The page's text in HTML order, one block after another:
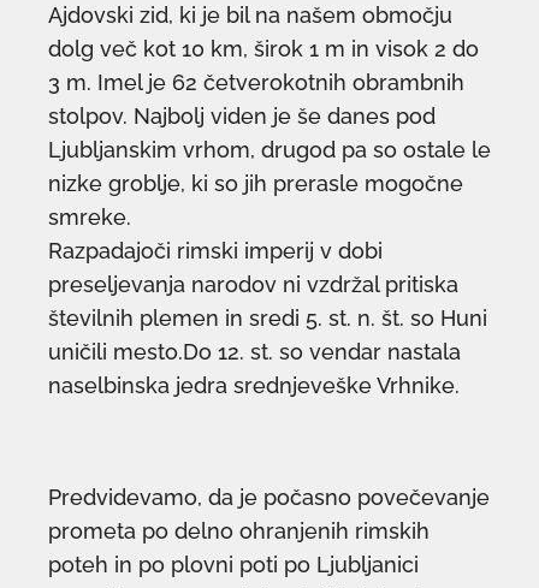
Ajdovski zid, ki je bil na našem območju
dolg več kot 10 km, širok 1 m in visok 2 do
3 m. Imel je 62 četverokotnih obrambnih
stolpov. Najbolj viden je še danes pod
Ljubljanskim vrhom, drugod pa so ostale le
nizke groblje, ki so jih prerasle mogočne
smreke.
Razpadajoči rimski imperij v dobi
preseljevanja narodov ni vzdržal pritiska
številnih plemen in sredi 5. st. n. št. so Huni
uničili mesto.Do 12. st. so vendar nastala
naselbinska jedra srednjeveške Vrhnike.
Predvidevamo, da je počasno povečevanje
prometa po delno ohranjenih rimskih
poteh in po plovni poti po Ljubljanici